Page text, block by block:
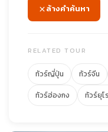
ล้างคำค้นหา
RELATED TOUR
ทัวร์ญี่ปุ่น ทัวร์จีน
ทัวร์ฮ่องกง
ทัวร์ยุโ